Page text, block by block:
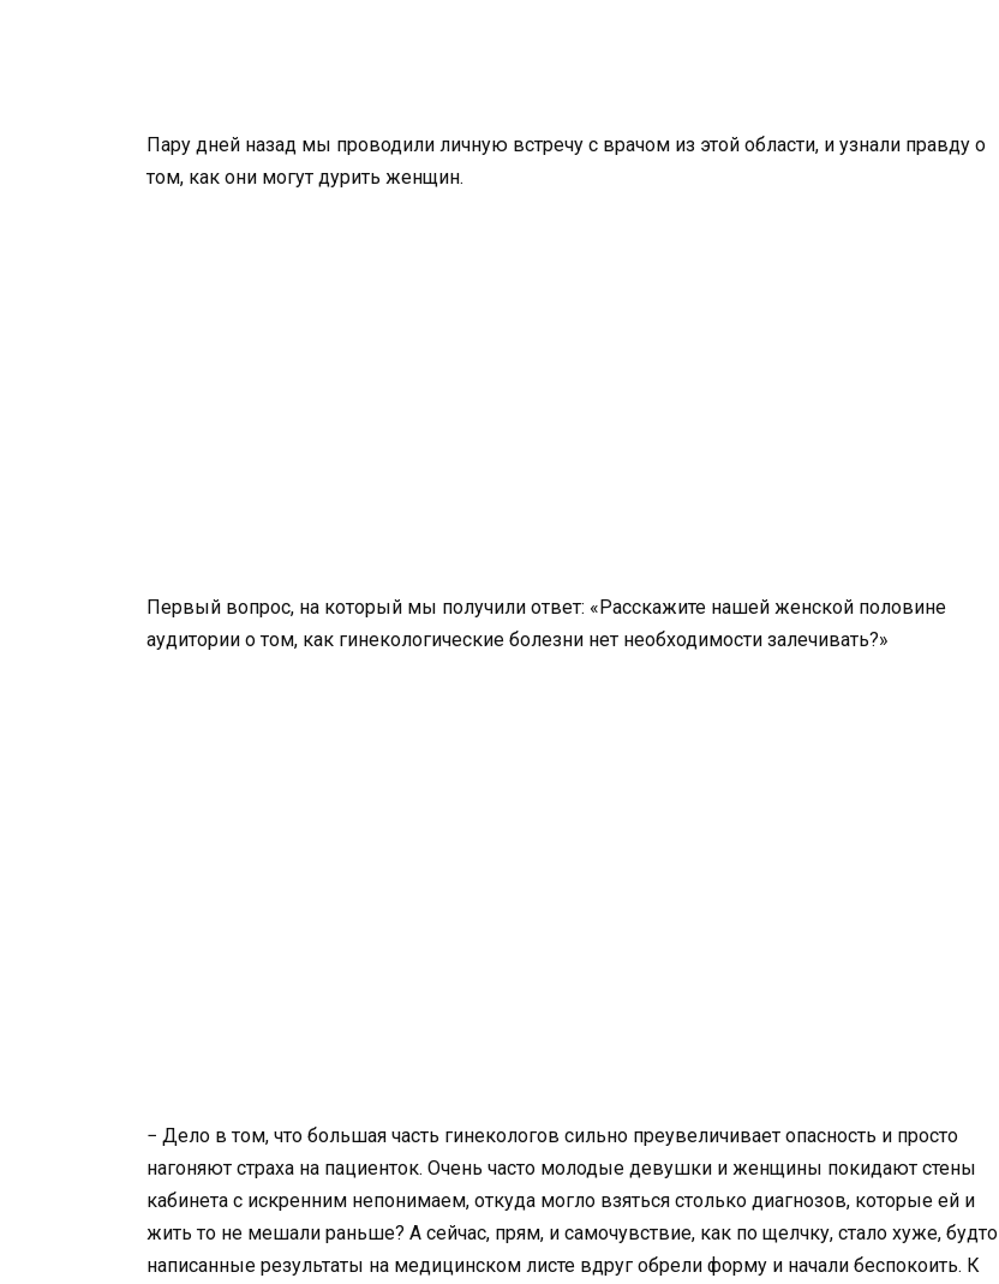
Пару дней назад мы проводили личную встречу с врачом из этой области, и узнали правду о
том, как они могут дурить женщин.
Первый вопрос, на который мы получили ответ: «Расскажите нашей женской половине
аудитории о том, как гинекологические болезни нет необходимости залечивать?»
− Дело в том, что большая часть гинекологов сильно преувеличивает опасность и просто
нагоняют страха на пациенток. Очень часто молодые девушки и женщины покидают стены
кабинета с искренним непонимаем, откуда могло взяться столько диагнозов, которые ей и
жить то не мешали раньше? А сейчас, прям, и самочувствие, как по щелчку, стало хуже, будто
написанные результаты на медицинском листе вдруг обрели форму и начали беспокоить. К